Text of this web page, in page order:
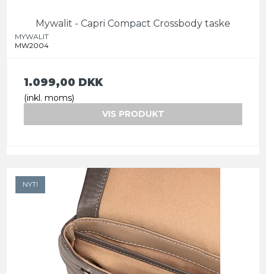
Mywalit - Capri Compact Crossbody taske
MYWALIT
MW2004
1.099,00 DKK
(inkl. moms)
VIS PRODUKT
NYT!